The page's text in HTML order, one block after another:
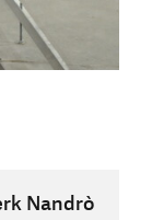
Nandrò